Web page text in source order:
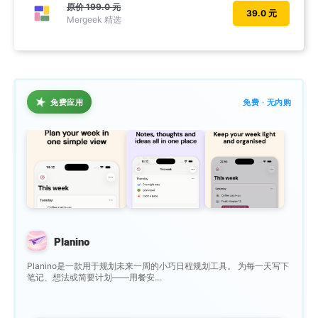
原价199.0 元
Mergeek 精选
39.0 元
★ 免费应用 免费 · 无内购
Planino
Planino是一款用于规划未来一周的小巧日程规划工具。 为每一天写下
笔记、想法或简要计划——用餐安...